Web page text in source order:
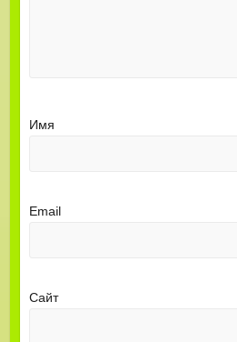
Имя
Email
Сайт